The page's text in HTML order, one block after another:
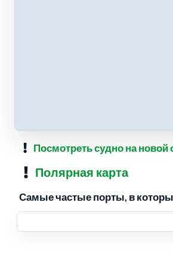
Посмотреть судно на новой
Полярная карта
Самые частые порты, в